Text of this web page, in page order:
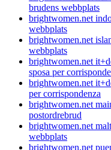
brudens webbplats
brightwomen.net
webbplats
brightwomen.net
webbplats
brightwomen.net
sposa per
brightwomen.net
per corrispondenza
brightwomen.net
postordrebrud
brightwomen.net
webbplats
brightwomen.net